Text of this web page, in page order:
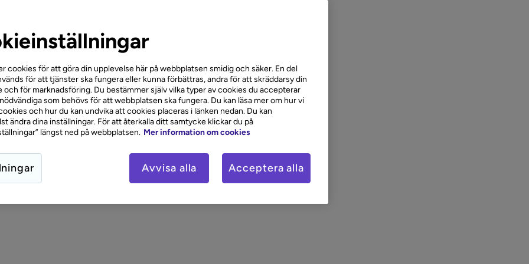
privatlån
cookies för att göra din upplevelse här på webbplatsen smidig och säker. En del
för att tjänster ska fungera eller kunna förbättras, andra för att skräddarsy din
och för marknadsföring. Du bestämmer själv vilka typer av cookies du accepterar
som behövs för att webbplatsen ska fungera. Du kan läsa mer om hur vi
och hur du kan undvika att cookies placeras i länken nedan. Du kan
ändra dina inställningar. För att återkalla ditt samtycke klickar du på
längst ned på webbplatsen. Mer information om cookies
Avvisa alla Acceptera alla